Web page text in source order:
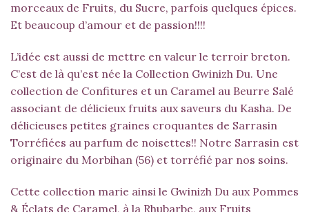
morceaux de Fruits, du Sucre, parfois quelques épices.
Et beaucoup d’amour et de passion!!!!
L’idée est aussi de mettre en valeur le terroir breton.
C’est de là qu’est née la Collection Gwinizh Du. Une
collection de Confitures et un Caramel au Beurre Salé
associant de délicieux fruits aux saveurs du Kasha. De
délicieuses petites graines croquantes de Sarrasin
Torréfiées au parfum de noisettes!! Notre Sarrasin est
originaire du Morbihan (56) et torréfié par nos soins.
Cette collection marie ainsi le Gwinizh Du aux Pommes
& Éclats de Caramel, à la Rhubarbe, aux Fruits